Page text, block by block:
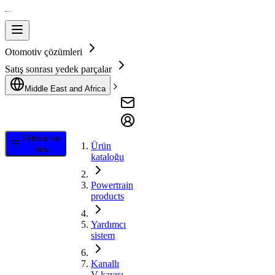
Otomotiv çözümleri
Satış sonrası yedek parçalar
Middle East and Africa
Filtrele ve
Ara
Ürün
kataloğu
Powertrain
products
Yardımcı
sistem
Kanallı